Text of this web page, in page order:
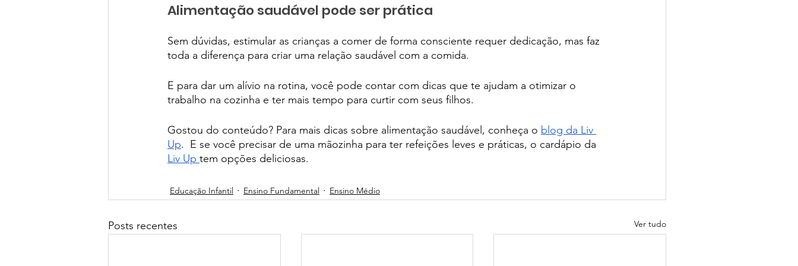
Alimentação saudável pode ser prática
Sem dúvidas, estimular as crianças a comer de forma consciente requer dedicação, mas faz
toda a diferença para criar uma relação saudável com a comida.
E para dar um alívio na rotina, você pode contar com dicas que te ajudam a otimizar o
trabalho na cozinha e ter mais tempo para curtir com seus filhos.
Gostou do conteúdo? Para mais dicas sobre alimentação saudável, conheça o blog da Liv
Up.  E se você precisar de uma mãozinha para ter refeições leves e práticas, o cardápio da
Liv Up tem opções deliciosas.
Educação Infantil Ensino Fundamental Ensino Médio
Posts recentes Ver tudo